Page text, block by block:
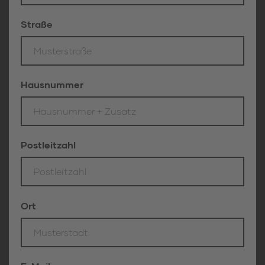
Bitte lasse dieses Feld leer.
Straße
Hausnummer
Postleitzahl
Ort